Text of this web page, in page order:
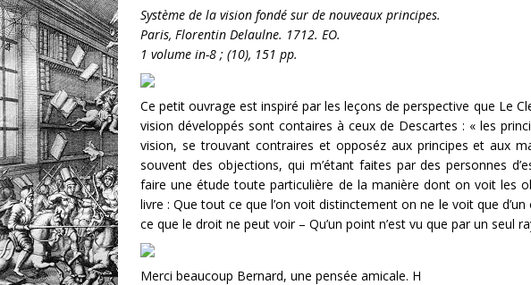
Système de la vision fondé sur de nouveaux principes.
Paris, Florentin Delaulne. 1712. EO.
1 volume in-8 ; (10), 151 pp.
Ce petit ouvrage est inspiré par les leçons de perspective que Le
vision développés sont contaires à ceux de Descartes : « les
vision, se trouvant contraires et opposéz aux principes et aux
souvent des objections, qui m’étant faites par des personnes
faire une étude toute particulière de la manière dont on voit les
livre : Que tout ce que l’on voit distinctement on ne le voit que
ce que le droit ne peut voir – Qu’un point n’est vu que par un seul
Merci beaucoup Bernard, une pensée amicale. H